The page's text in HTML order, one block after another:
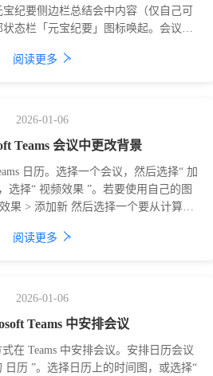
纪要侧边栏总结会中内容（仅自己可
态栏「元宝纪要」图标唤起。会议概
阅读更多
›
2026-01-06
Teams 会议中更改背景
日历。选择一个会议，然后选择“ 加
选择“ 视频效果 ”。若要使用自己的图
选择一个要从计算机
阅读更多
›
2026-01-06
Teams 中安排会议
在 Teams 中安排会议。安排日历会议
日历 ”。选择日历上的时间图，或选择“